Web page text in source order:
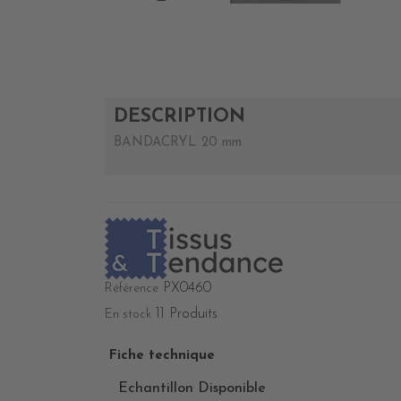
DESCRIPTION
BANDACRYL 20 mm
Référence PX0460
En stock 11 Produits
Fiche technique
Echantillon Disponible